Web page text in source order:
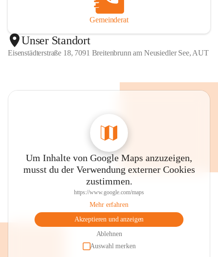
Gemeinderat
Unser Standort
Eisenstädterstraße 18, 7091 Breitenbrunn am Neusiedler See, AUT
Um Inhalte von Google Maps anzuzeigen,
musst du der Verwendung externer Cookies
zustimmen.
https://www.google.com/maps
Mehr erfahren
Akzeptieren und anzeigen
Ablehnen
Auswahl merken